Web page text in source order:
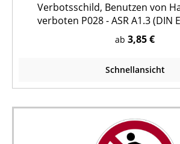
Verbotsschild, Benutzen von
verboten P028 - ASR A1.3 (DIN
ab 3,85 €
Schnellansicht